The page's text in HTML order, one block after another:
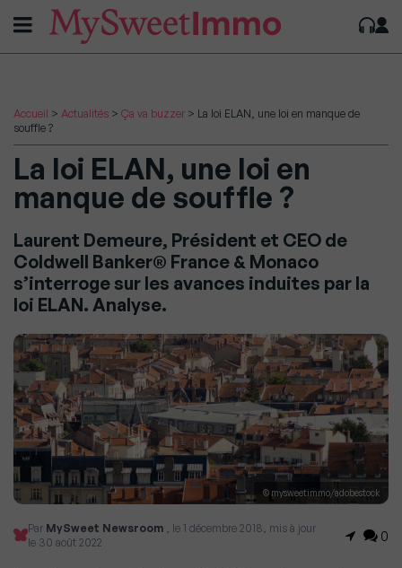
Accueil > Actualités > Ça va buzzer > La loi ELAN, une loi en manque de
souffle ?
La loi ELAN, une loi en
manque de souffle ?
Laurent Demeure, Président et CEO de
Coldwell Banker® France & Monaco
s’interroge sur les avances induites par la
loi ELAN. Analyse.
© mysweetimmo/adobestock
Par MySweet Newsroom , le 1 décembre 2018, mis à jour
le 30 août 2022
0